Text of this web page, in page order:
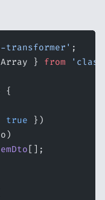
transformer' ;
} from
{
true })
[];